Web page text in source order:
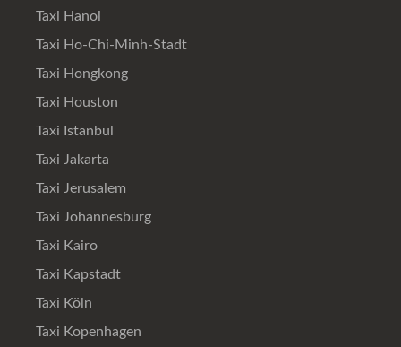
Taxi Hanoi
Taxi Ho-Chi-Minh-Stadt
Taxi Hongkong
Taxi Houston
Taxi Istanbul
Taxi Jakarta
Taxi Jerusalem
Taxi Johannesburg
Taxi Kairo
Taxi Kapstadt
Taxi Köln
Taxi Kopenhagen